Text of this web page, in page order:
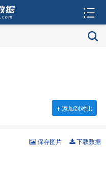
+添加到对比
下载数据
保存图片